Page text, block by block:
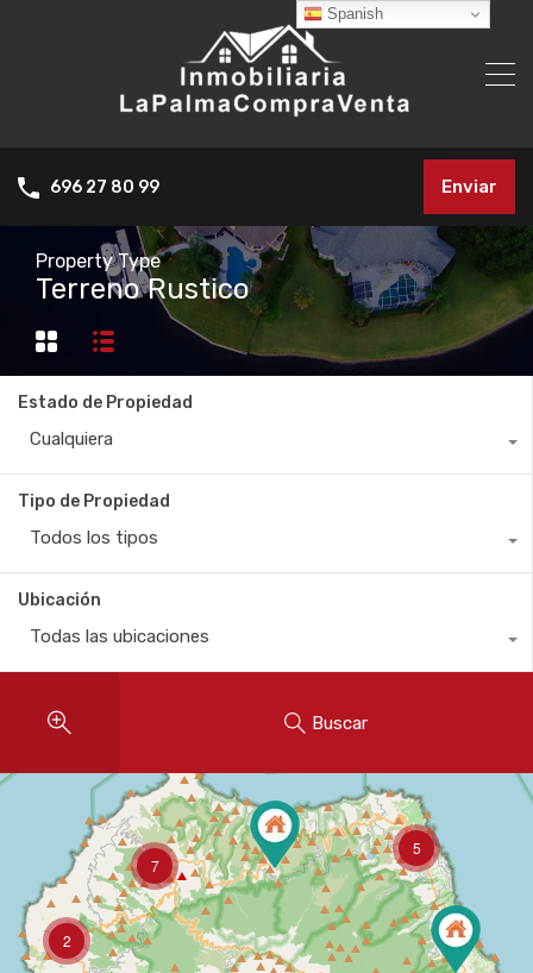
696 27 80 99 Enviar
Property Type
Terreno Rustico
Estado de Propiedad
Cualquiera
Tipo de Propiedad
Todos los tipos
Ubicación
Todas las ubicaciones
Buscar
2
7
5
Spanish